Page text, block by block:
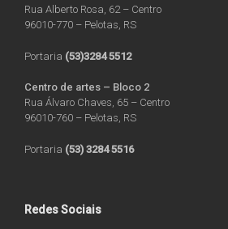
Rua Alberto Rosa, 62 – Centro
96010-770 – Pelotas, RS
Portaria (53)3284 5512
Centro de artes – Bloco 2
Rua Álvaro Chaves, 65 – Centro
96010-760 – Pelotas, RS
Portaria (53) 3284 5516
Redes Sociais